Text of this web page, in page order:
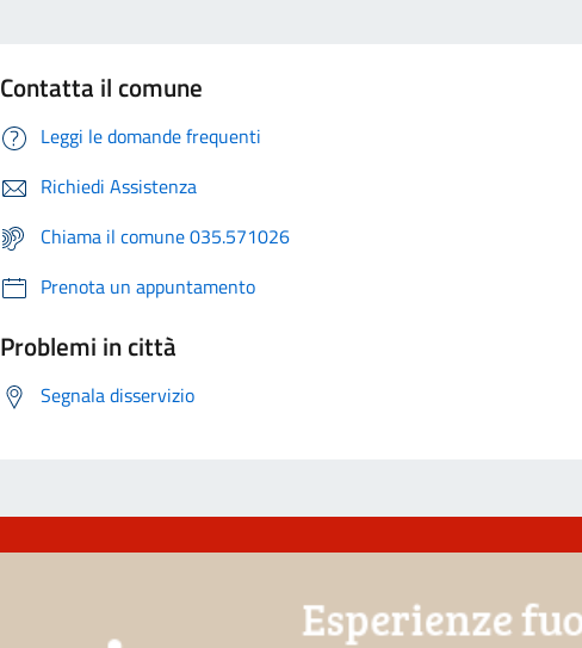
Contatta il comune
Leggi le domande frequenti
Richiedi Assistenza
Chiama il comune 035.571026
Prenota un appuntamento
Problemi in città
Segnala disservizio